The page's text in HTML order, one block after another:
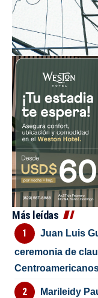
Más leídas
Juan Luis
ceremonia de
Marileidy